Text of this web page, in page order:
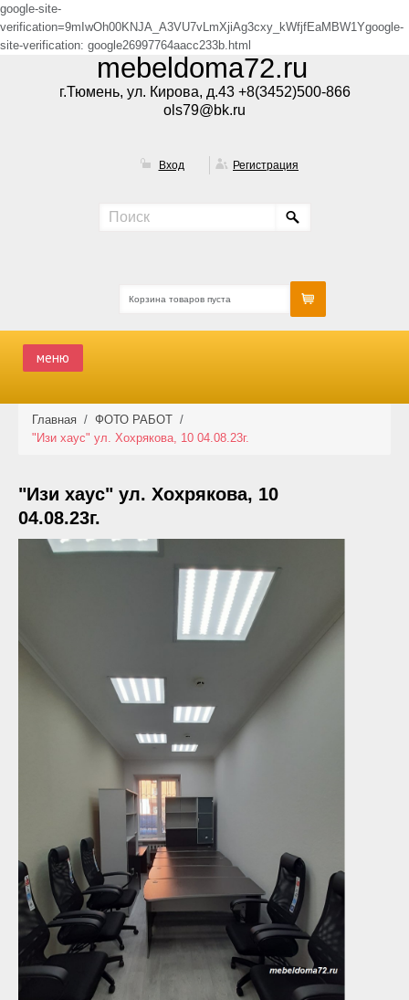
google-site-
verification=9mIwOh00KNJA_A3VU7vLmXjiAg3cxy_kWfjfEaMBW1Ygoogle-
site-verification: google26997764aacc233b.html
mebeldoma72.ru
г.Тюмень, ул. Кирова, д.43 +8(3452)500-866
ols79@bk.ru
Вход Регистрация
Корзина товаров пуста
меню
КАТАЛОГ
АКЦИИ
ФОТО РАБОТ
КОНТАКТЫ
Главная / ФОТО РАБОТ /
"Изи хаус" ул. Хохрякова, 10 04.08.23г.
"Изи хаус" ул. Хохрякова, 10
04.08.23г.